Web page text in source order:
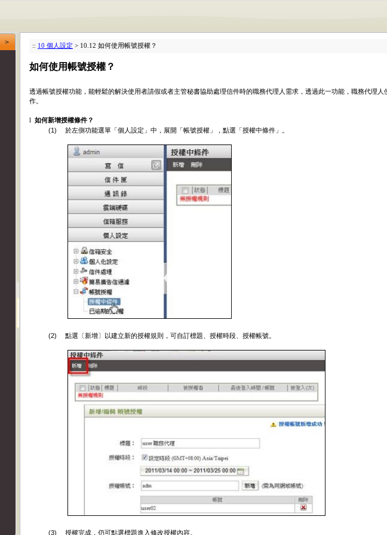
> :: 10 個人設定 > 10.12 如何使用帳號授權？
如何使用帳號授權？
透過帳號授權功能，能輕鬆的解決使用者請假或者主管秘書協助處理信件時的職務代理人需求，透過此一功能，職務代理
作。
l 如何新增授權條件？
(1)
於左側功能選單「個人設定」中，展開「帳號授權」，點選「授權中條件」。
(2) 點選〔新增〕以建立新的授權規則，可自訂標題、授權時段、授權帳號。
(3) 授權完成，仍可點選標題進入修改授權內容。